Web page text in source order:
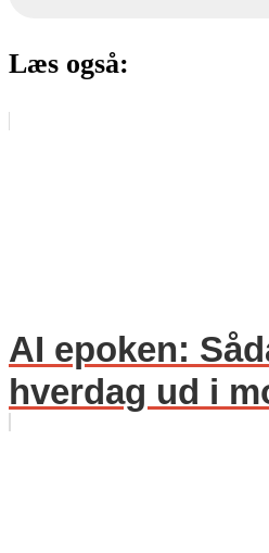
Læs også:
AI epoken:
hverdag ud i